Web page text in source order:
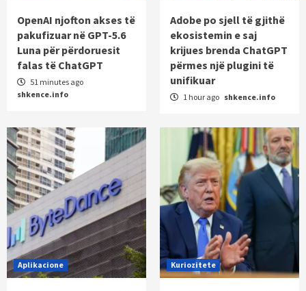
OpenAI njofton akses të
pakufizuar në GPT-5.6
Luna për përdoruesit
falas të ChatGPT
51 minutes ago
shkence.info
Adobe po sjell të gjithë
ekosistemin e saj
krijues brenda ChatGPT
përmes një plugini të
unifikuar
1 hour ago shkence.info
Aplikacione Kuriozitete